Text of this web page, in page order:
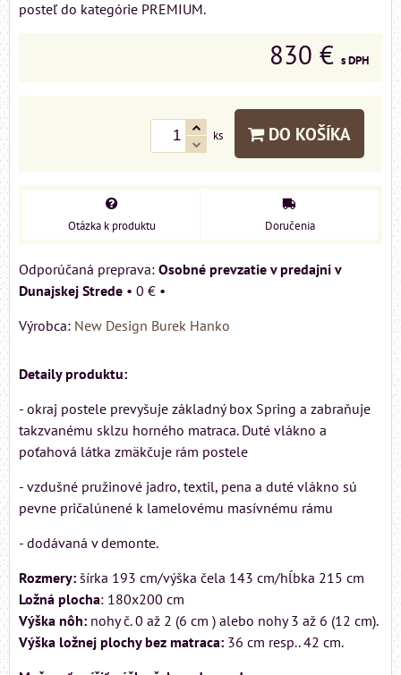
posteľ do kategórie PREMIUM.
830 € s DPH
ks DO KOŠÍKA
Otázka k produktu Doručenia
Osobné prevzatie v predajni v
Dunajskej Strede • 0 € •
Výrobca: New Design Burek Hanko
Detaily produktu:
- okraj postele prevyšuje základný box Spring a zabraňuje
takzvanému sklzu horného matraca. Duté vlákno a
poťahová látka zmäkčuje rám postele
- vzdušné pružinové jadro, textil, pena a duté vlákno sú
pevne pričalúnené k lamelovému masívnému rámu
- dodávaná v demonte.
Rozmery: šírka 193 cm/výška čela 143 cm/hĺbka 215 cm
Ložná plocha: 180x200 cm
Výška nôh: nohy č. 0 až 2 (6 cm ) alebo nohy 3 až 6 (12 cm).
Výška ložnej plochy bez matraca: 36 cm resp.. 42 cm.